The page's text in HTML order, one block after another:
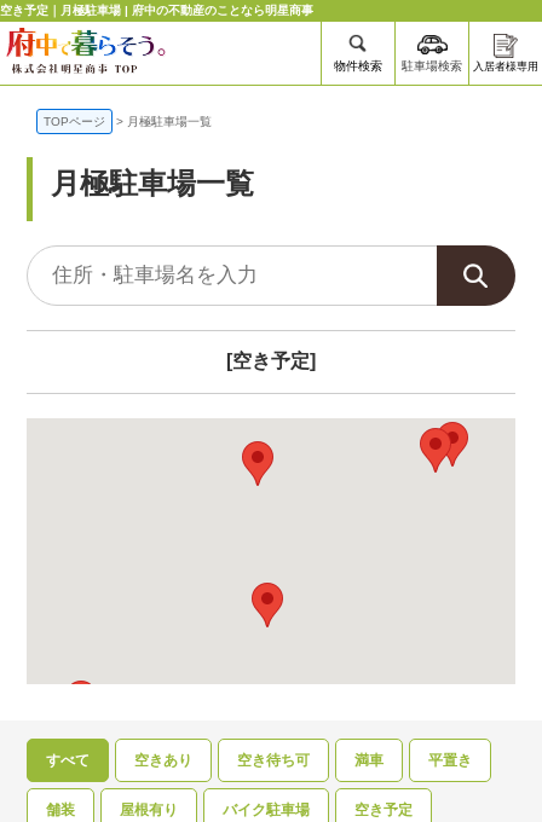
空き予定｜月極駐車場 | 府中の不動産のことなら明星商事
物件検索 駐車場検索 入居者様専用
TOPページ > 月極駐車場一覧
月極駐車場一覧
[空き予定]
すべて 空きあり 空き待ち可 満車 平置き
舗装 屋根有り バイク駐車場 空き予定